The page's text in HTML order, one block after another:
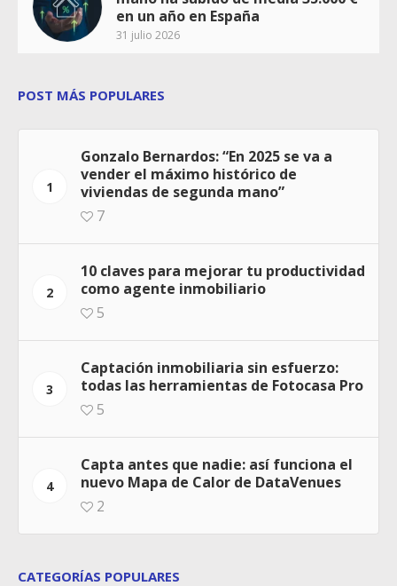
en un año en España
31 julio 2026
POST MÁS POPULARES
1
Gonzalo Bernardos: “En 2025 se va a
vender el máximo histórico de
viviendas de segunda mano”
7
2
10 claves para mejorar tu productividad
como agente inmobiliario
5
3
Captación inmobiliaria sin esfuerzo:
todas las herramientas de Fotocasa Pro
5
4
Capta antes que nadie: así funciona el
nuevo Mapa de Calor de DataVenues
2
CATEGORÍAS POPULARES